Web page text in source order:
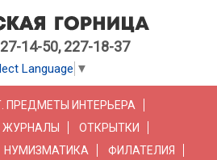
14-50, 227-18-37
Language ▼
ПРЕДМЕТЫ ИНТЕРЬЕРА
ЖУРНАЛЫ
ОТКРЫТКИ
НУМИЗМАТИКА
ФИЛАТЕЛИЯ